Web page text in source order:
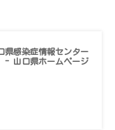
県感染症情報センター
- 山口県ホームページ